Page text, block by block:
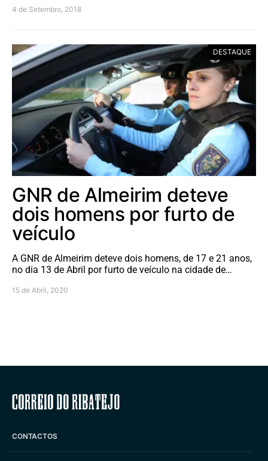
4 de Setembro, 2018
DESTAQUE
GNR de Almeirim deteve
dois homens por furto de
veículo
A GNR de Almeirim deteve dois homens, de 17 e 21 anos,
no dia 13 de Abril por furto de veículo na cidade de…
15 de Abril, 2020
Correio do Ribatejo
CONTACTOS